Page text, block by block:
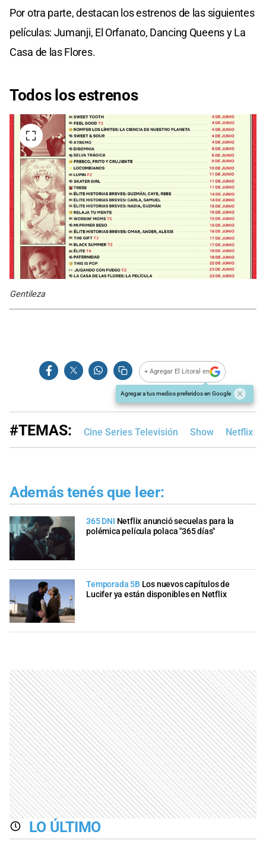
Por otra parte, destacan los estrenos de las siguientes
películas: Jumanji, El Orfanato, Dancing Queens y La
Casa de las Flores.
Todos los estrenos
Gentileza
+ Agregar El Litoral en
Agregar a tus medios preferidos en Google
#TEMAS: Cine Series Televisión Show Netflix
Además tenés que leer:
365 DNI Netflix anunció secuelas para la
polémica película polaca "365 días"
Temporada 5B Los nuevos capítulos de
Lucifer ya están disponibles en Netflix
LO ÚLTIMO